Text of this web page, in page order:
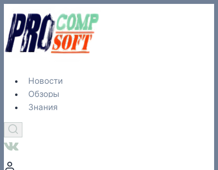
Перейти
содержимому
Новости
Обзоры
Знания